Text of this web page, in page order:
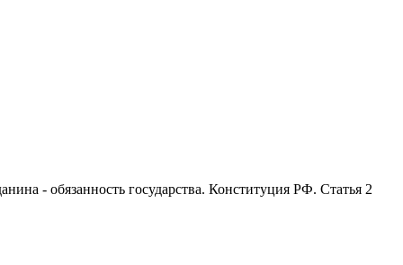
- обязанность государства. Конституция РФ. Статья 2